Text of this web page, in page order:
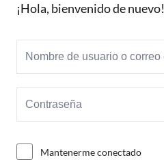
¡Hola, bienvenido de nuevo!
Mantenerme conectado